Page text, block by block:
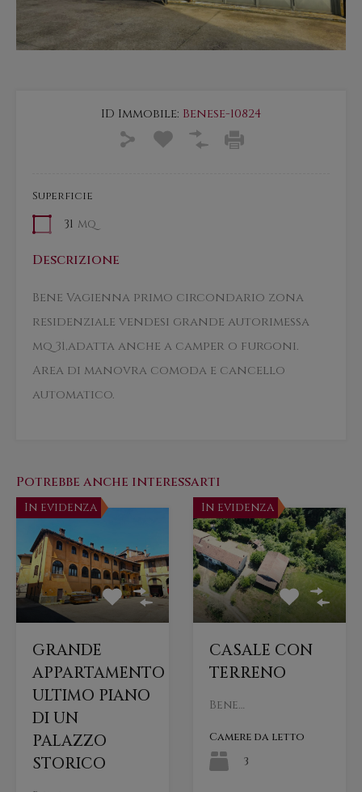
ID Immobile: Benese-10824
Superficie
31 mq
Descrizione
Bene Vagienna primo circondario zona
residenziale vendesi grande autorimessa
mq 31,adatta anche a camper o furgoni.
Area di manovra comoda e cancello
automatico.
Potrebbe anche interessarti
In evidenza
GRANDE
APPARTAMENTO
ULTIMO PIANO
DI UN
PALAZZO
STORICO
In evidenza
CASALE CON
TERRENO
Bene…
Camere da letto
3